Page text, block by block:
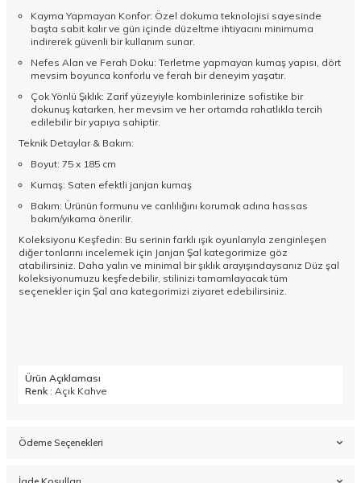
Kayma Yapmayan Konfor: Özel dokuma teknolojisi sayesinde
başta sabit kalır ve gün içinde düzeltme ihtiyacını minimuma
indirerek güvenli bir kullanım sunar.
Nefes Alan ve Ferah Doku: Terletme yapmayan kumaş yapısı, dört
mevsim boyunca konforlu ve ferah bir deneyim yaşatır.
Çok Yönlü Şıklık: Zarif yüzeyiyle kombinlerinize sofistike bir
dokunuş katarken, her mevsim ve her ortamda rahatlıkla tercih
edilebilir bir yapıya sahiptir.
Teknik Detaylar & Bakım:
Boyut: 75 x 185 cm
Kumaş: Saten efektli janjan kumaş
Bakım: Ürünün formunu ve canlılığını korumak adına hassas
bakım/yıkama önerilir.
Koleksiyonu Keşfedin: Bu serinin farklı ışık oyunlarıyla zenginleşen
diğer tonlarını incelemek için Janjan Şal kategorimize göz
atabilirsiniz. Daha yalın ve minimal bir şıklık arayışındaysanız Düz şal
koleksiyonumuzu keşfedebilir, stilinizi tamamlayacak tüm
seçenekler için Şal ana kategorimizi ziyaret edebilirsiniz.
Ürün Açıklaması
Renk : Açık Kahve
Ödeme Seçenekleri